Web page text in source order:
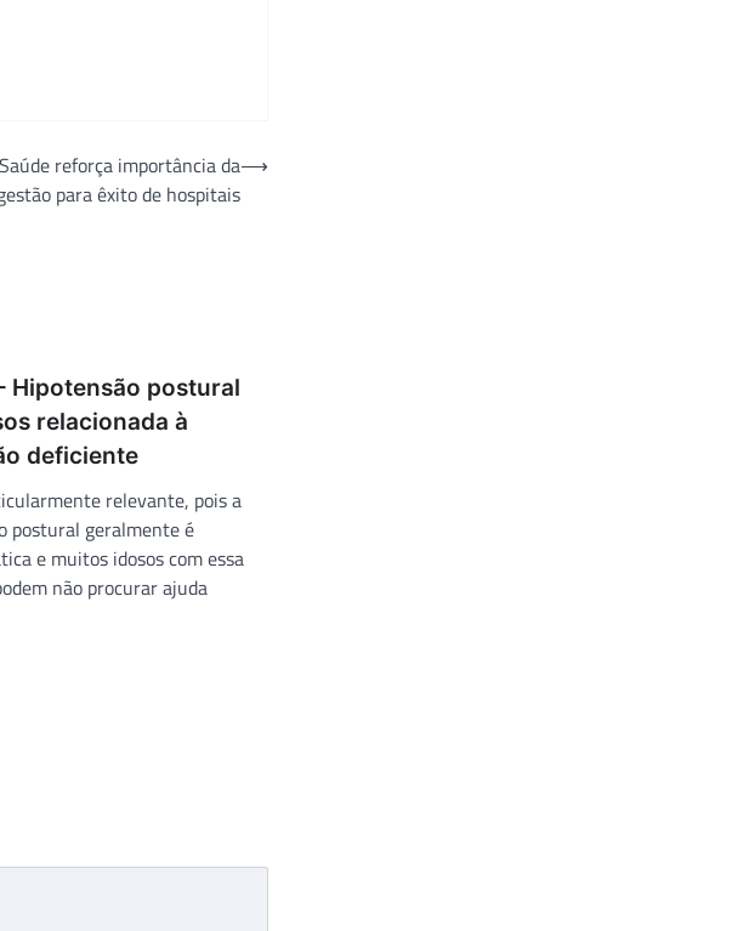
reforça importância da
para êxito de hospitais
⟶
Hipotensão postural
relacionada à
deficiente
relevante, pois a
postural geralmente é
e muitos idosos com essa
não procurar ajuda